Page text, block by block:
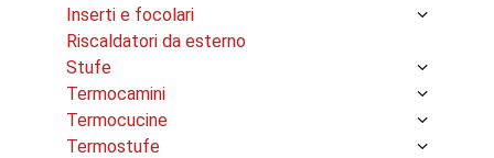
Inserti e focolari
Riscaldatori da esterno
Stufe
Termocamini
Termocucine
Termostufe